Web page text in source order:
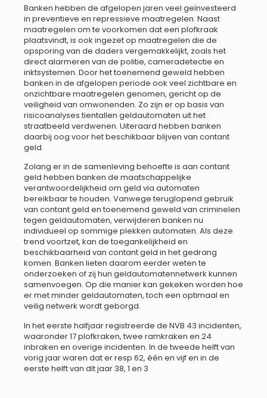
Banken hebben de afgelopen jaren veel geïnvesteerd
in preventieve en repressieve maatregelen. Naast
maatregelen om te voorkomen dat een plofkraak
plaatsvindt, is ook ingezet op maatregelen die de
opsporing van de daders vergemakkelijkt, zoals het
direct alarmeren van de politie, cameradetectie en
inktsystemen. Door het toenemend geweld hebben
banken in de afgelopen periode ook veel zichtbare en
onzichtbare maatregelen genomen, gericht op de
veiligheid van omwonenden. Zo zijn er op basis van
risicoanalyses tientallen geldautomaten uit het
straatbeeld verdwenen. Uiteraard hebben banken
daarbij oog voor het beschikbaar blijven van contant
geld.
Zolang er in de samenleving behoefte is aan contant
geld hebben banken de maatschappelijke
verantwoordelijkheid om geld via automaten
bereikbaar te houden. Vanwege teruglopend gebruik
van contant geld en toenemend geweld van criminelen
tegen geldautomaten, verwijderen banken nu
individueel op sommige plekken automaten. Als deze
trend voortzet, kan de toegankelijkheid en
beschikbaarheid van contant geld in het gedrang
komen. Banken lieten daarom eerder weten te
onderzoeken of zij hun geldautomatennetwerk kunnen
samenvoegen. Op die manier kan gekeken worden hoe
er met minder geldautomaten, toch een optimaal en
veilig netwerk wordt geborgd.
In het eerste halfjaar registreerde de NVB 43 incidenten,
waaronder 17 plofkraken, twee ramkraken en 24
inbraken en overige incidenten. In de tweede helft van
vorig jaar waren dat er resp 62, één en vijf en in de
eerste helft van dit jaar 38, 1 en 3